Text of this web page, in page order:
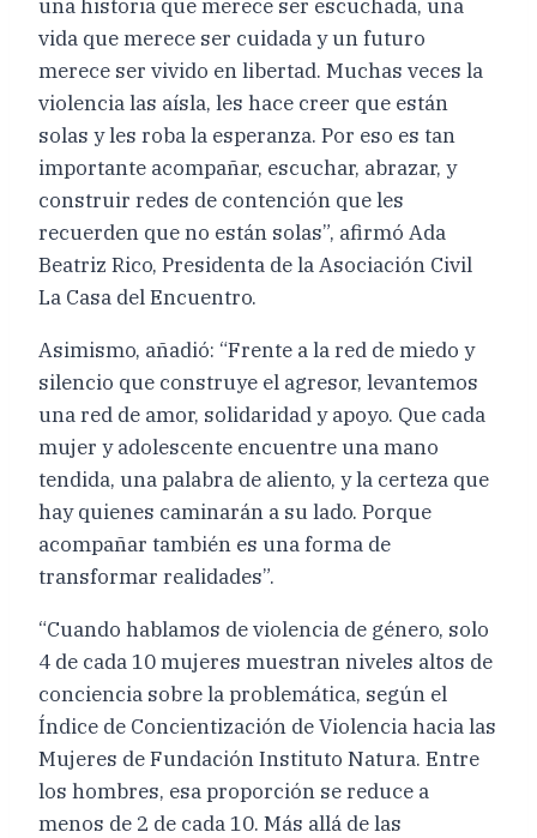
una historia que merece ser escuchada, una
vida que merece ser cuidada y un futuro
merece ser vivido en libertad. Muchas veces la
violencia las aísla, les hace creer que están
solas y les roba la esperanza. Por eso es tan
importante acompañar, escuchar, abrazar, y
construir redes de contención que les
recuerden que no están solas”, afirmó Ada
Beatriz Rico, Presidenta de la Asociación Civil
La Casa del Encuentro.
Asimismo, añadió: “Frente a la red de miedo y
silencio que construye el agresor, levantemos
una red de amor, solidaridad y apoyo. Que cada
mujer y adolescente encuentre una mano
tendida, una palabra de aliento, y la certeza que
hay quienes caminarán a su lado. Porque
acompañar también es una forma de
transformar realidades”.
“Cuando hablamos de violencia de género, solo
4 de cada 10 mujeres muestran niveles altos de
conciencia sobre la problemática, según el
Índice de Concientización de Violencia hacia las
Mujeres de Fundación Instituto Natura. Entre
los hombres, esa proporción se reduce a
menos de 2 de cada 10. Más allá de las